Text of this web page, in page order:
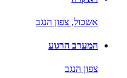
אשכול, צפון הנגב
המערב הרגוע
צפון הנגב